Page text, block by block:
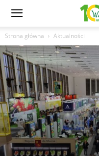
Strona główna Aktualności